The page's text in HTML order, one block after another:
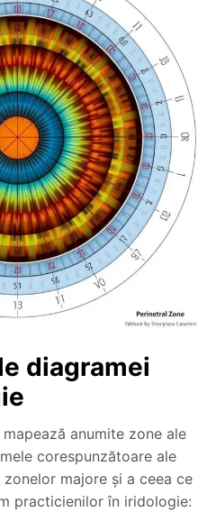
diagramei
anumite zone ale
corespunzătoare ale
majore și a ceea ce
practicienilor în iridologie: